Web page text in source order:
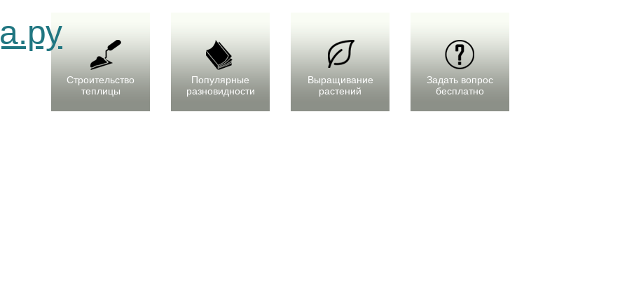
Строительство
теплицы
Популярные
разновидности
Выращивание
растений
Задать вопрос
бесплатно